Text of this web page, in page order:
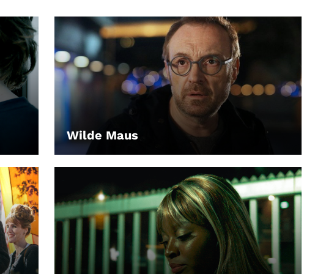
Wilde Maus
LEIHEN